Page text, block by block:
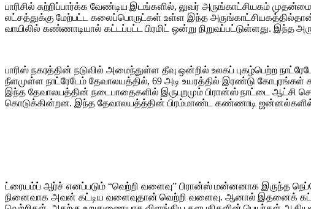
பாரிசில் சுற்றிப்பார்க்க வேண்டிய இடங்களில், லுவர் அருங்காட்சியகம்
லட்சத்துக்கு மேற்பட்ட கலைப்பொருட்கள் உள்ள இந்த
வாயிலில் கண்ணாடியால் கட்டப்பட்ட பிரமிட் ஒன்று நிறுவப்பட்டுள்ளது. இந்த
பாரிஸ் நகரத்தின் நடுவில் அமைந்துள்ள தீவு ஒன்றில் உலகப் புகழ்பெற்ற
நீளமுள்ள நாட்ரேடேம் தேவாலயத்தில், 69 அடி உயரத்தில் இரண்டு
இந்த தேவாலயத்தின் நடைபாதைகளில் இருபுறமும் பிரான்ஸ் நாட்டை
கொடுக்கின்றன. இந்த தேவாலயத்த்தின் பிரம்மாண்ட கண்ணாடி ஜன்னல்களில்
ட்ரையம்ப் ஆர்ச் எனப்படும் “வெற்றி வளைவு” பிரான்ஸ் மன்னனாக இருந்த
நினைவாக அவன் கட்டிய வளைவுதான் வெற்றி வளைவு. ஆனால் இதனைக்